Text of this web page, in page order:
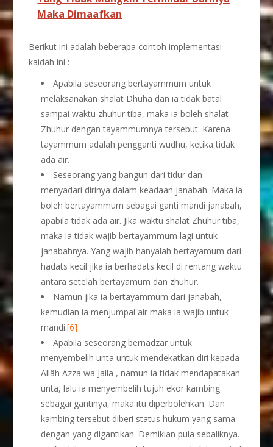
Maka Dimaafkan
Berikut ini adalah beberapa contoh implementasi
kaidah ini :
Apabila seseorang bertayammum untuk
melaksanakan shalat Dhuha dan ia tidak batal
sampai waktu zhuhur tiba, maka ia boleh shalat
Zhuhur dengan tayammumnya tersebut. Karena
tayammum adalah pengganti wudhu, ketika tidak
ada air.
Seseorang yang bangun dari tidur dan
menyadari dirinya dalam keadaan janabah. Maka ia
boleh bertayammum sebagai ganti mandi janabah,
apabila tidak ada air. Jika waktu shalat Zhuhur tiba,
maka ia tidak wajib bertayammum lagi untuk
janabahnya. Yang wajib hanyalah bertayamum dari
hadats kecil jika ia berhadats kecil di rentang waktu
antara setelah bertayamum dan zhuhur.
Namun jika ia bertayammum dari janabah,
kemudian ia menjumpai air maka ia wajib untuk
mandi.[6]
Apabila seseorang bernadzar untuk
menyembelih unta untuk mendekatkan diri kepada
Allâh Azza wa Jalla , namun ia tidak mendapatakan
unta, lalu ia menyembelih tujuh ekor kambing
sebagai gantinya, maka itu diperbolehkan. Dan
kambing tersebut diberi status hukum yang sama
dengan yang digantikan. Demikian pula sebaliknya.